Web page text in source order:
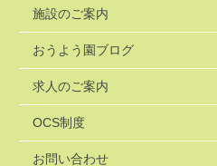
施設のご案内
おうよう園ブログ
求人のご案内
OCS制度
お問い合わせ